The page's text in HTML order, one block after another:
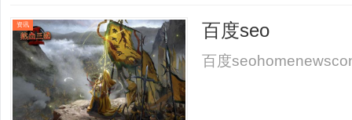
资讯 百度seo
百度